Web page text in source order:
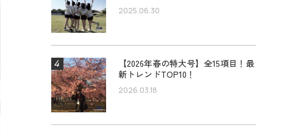
2025.06.30
【2026年春の特大号】全15項目！最
新トレンドTOP10！
2026.03.18